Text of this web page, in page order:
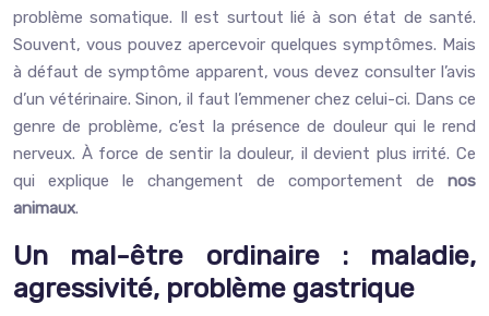
problème somatique. Il est surtout lié à son état de santé.
Souvent, vous pouvez apercevoir quelques symptômes. Mais
à défaut de symptôme apparent, vous devez consulter l’avis
d’un vétérinaire. Sinon, il faut l’emmener chez celui-ci. Dans ce
genre de problème, c’est la présence de douleur qui le rend
nerveux. À force de sentir la douleur, il devient plus irrité. Ce
qui explique le changement de comportement de nos
animaux.
Un mal-être ordinaire : maladie,
agressivité, problème gastrique